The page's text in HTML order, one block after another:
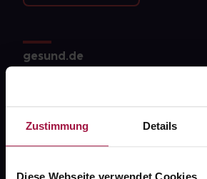
Zustimmung Details
Diese Webseite verwendet Cookies
gesund.de